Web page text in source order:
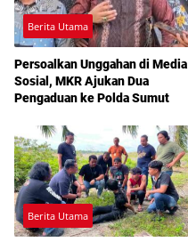
Berita Utama
Persoalkan Unggahan di Media
Sosial, MKR Ajukan Dua
Pengaduan ke Polda Sumut
Berita Utama